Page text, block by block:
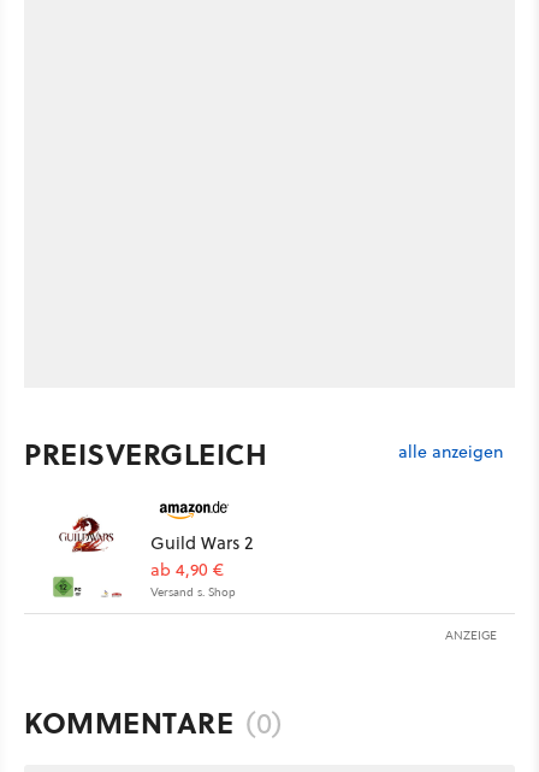
PREISVERGLEICH alle anzeigen
Guild Wars 2
ab 4,90 €
Versand s. Shop
ANZEIGE
KOMMENTARE (0)